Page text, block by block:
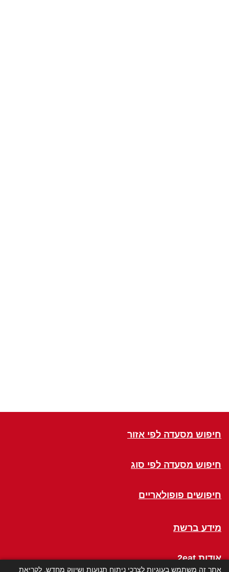
חיפוש מסעדה לפי אזור
חיפוש מסעדה לפי סוג
חיפושים פופולאריים
מידע ברשת
אודות 2eat
אתר זה משתמש בעוגיות לצרכי ניתוח תנועות ושיווק מחדש. לקריאת